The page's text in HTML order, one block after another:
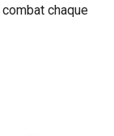
chaque